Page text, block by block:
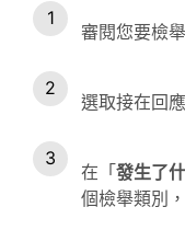
審閱您要檢
選取接在回
在「發生了
個檢舉類別